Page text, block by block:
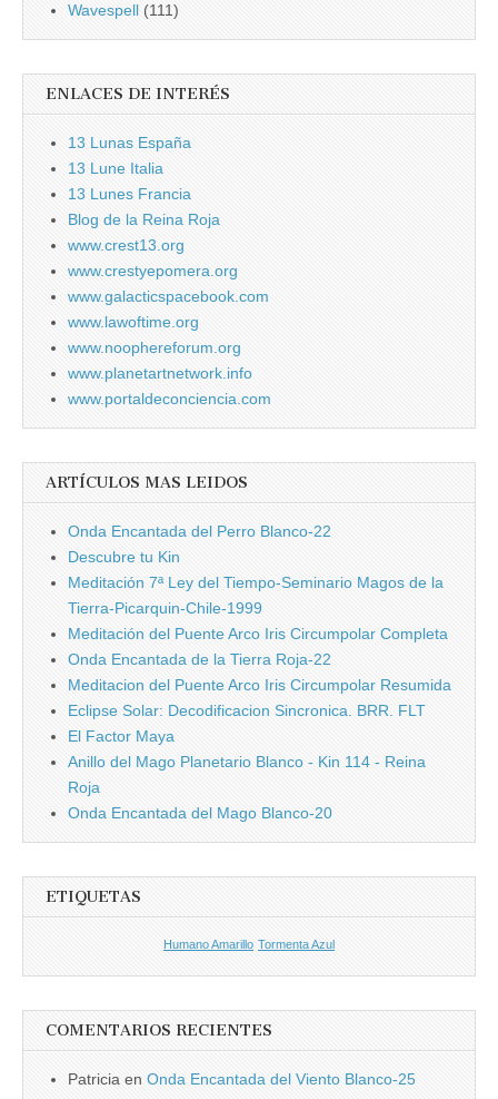
Wavespell (111)
ENLACES DE INTERÉS
13 Lunas España
13 Lune Italia
13 Lunes Francia
Blog de la Reina Roja
www.crest13.org
www.crestyepomera.org
www.galacticspacebook.com
www.lawoftime.org
www.noophereforum.org
www.planetartnetwork.info
www.portaldeconciencia.com
ARTÍCULOS MAS LEIDOS
Onda Encantada del Perro Blanco-22
Descubre tu Kin
Meditación 7ª Ley del Tiempo-Seminario Magos de la
Tierra-Picarquin-Chile-1999
Meditación del Puente Arco Iris Circumpolar Completa
Onda Encantada de la Tierra Roja-22
Meditacion del Puente Arco Iris Circumpolar Resumida
Eclipse Solar: Decodificacion Sincronica. BRR. FLT
El Factor Maya
Anillo del Mago Planetario Blanco - Kin 114 - Reina
Roja
Onda Encantada del Mago Blanco-20
ETIQUETAS
Humano Amarillo Tormenta Azul
COMENTARIOS RECIENTES
Patricia en Onda Encantada del Viento Blanco-25